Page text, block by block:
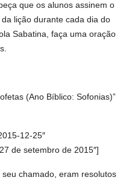
que os alunos assinem o
lição durante cada dia do
Sabatina, faça uma oração
(Ano Bíblico: Sofonias)”
12-25″
de setembro de 2015″]
chamado, eram resolutos